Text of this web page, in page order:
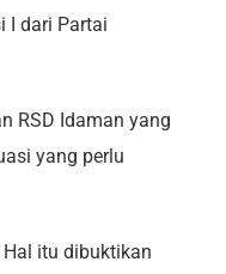
I dari Partai
RSD Idaman yang
yang perlu
itu dibuktikan